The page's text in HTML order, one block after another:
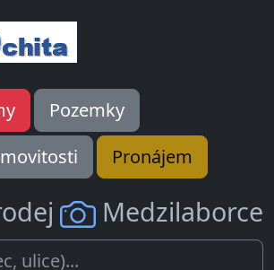
Pozemky
Pronájem
Medzilaborce